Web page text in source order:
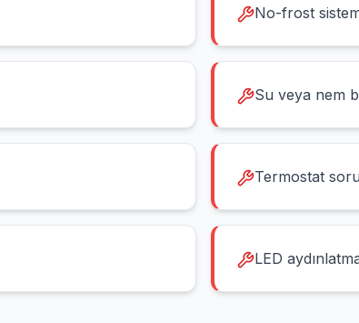
No-frost
Su veya nem
Termostat
LED